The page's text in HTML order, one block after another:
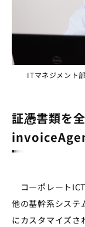
ITマネジメント
証憑書類を
コーポレート
他の基幹系システ
にカスタマイズさ